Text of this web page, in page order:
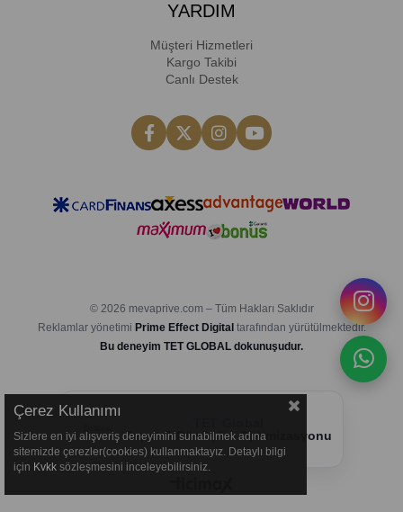
YARDIM
Müşteri Hizmetleri
Kargo Takibi
Canlı Destek
© 2026 mevaprive.com – Tüm Hakları Saklıdır
Reklamlar yönetimi Prime Effect Digital tarafından yürütülmektedir.
Bu deneyim TET GLOBAL dokunuşudur.
Sepet & Dönüşüm Optimizasyonu
Çerez Kullanımı
Sizlere en iyi alışveriş deneyimini sunabilmek adına
sitemizde çerezler(cookies) kullanmaktayız. Detaylı bilgi
için Kvkk sözleşmesini inceleyebilirsiniz.